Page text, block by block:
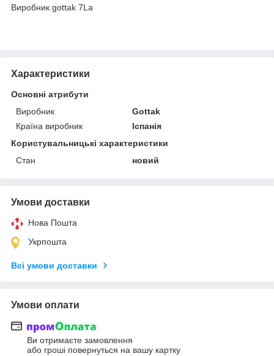
Виробник gottak 7La
Характеристики
Основні атрибути
Виробник
Gottak
Країна виробник
Іспанія
Користувальницькі характеристики
Стан
новий
Умови доставки
Нова Пошта
Укрпошта
Всі умови доставки
Умови оплати
Ви отримаєте замовлення
або гроші повернуться на вашу картку